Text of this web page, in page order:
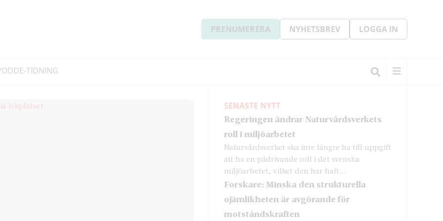
PRENUMERERA NYHETSBREV LOGGA IN
E-TIDNING
SENASTE NYTT
Regeringen ändrar Naturvårdsverkets
roll i miljöarbetet
Naturvårdsverket ska inte längre ha till uppgift
att ha en pådrivande roll i det svenska
miljöarbetet, vilket den har haft...
Forskare: Minska den strukturella
ojämlikheten är avgörande för
motståndskraften